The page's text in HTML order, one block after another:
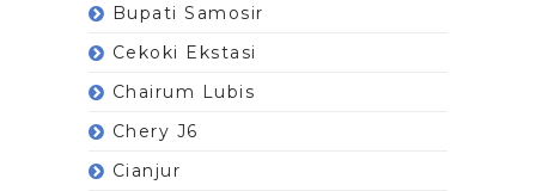
Bupati Samosir
Cekoki Ekstasi
Chairum Lubis
Chery J6
Cianjur